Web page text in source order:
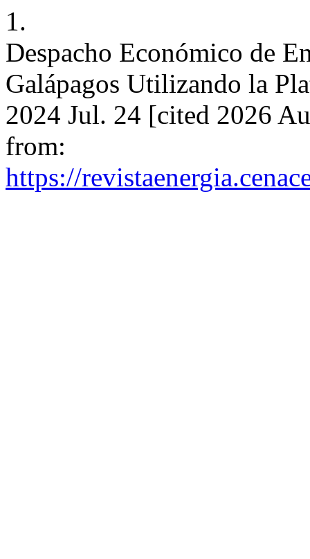
1.
Despacho Económico de
Galápagos Utilizando la
2024 Jul. 24 [cited 2026
from:
https://